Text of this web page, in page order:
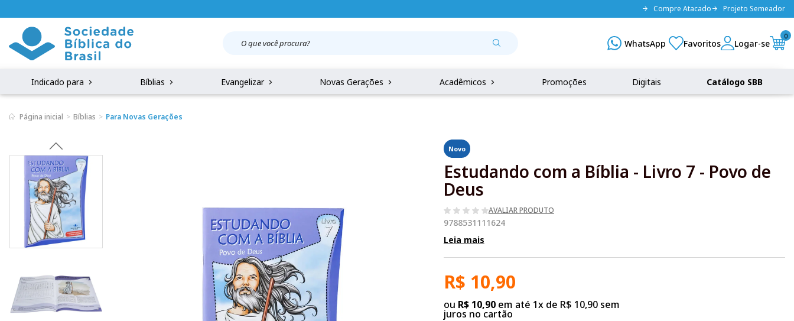
Compre Atacado Projeto Semeador
0
Indicado para Bíblias Evangelizar Novas Gerações Acadêmicos Promoções Digitais Catálogo SBB
Página inicial Bíblias Para Novas Gerações
Novo
Estudando com a Bíblia - Livro 7 - Povo de
Deus
AVALIAR PRODUTO
9788531111624
Leia mais
R$ 10,90
ou R$ 10,90em até 1x de R$ 10,90 sem
juros no cartão